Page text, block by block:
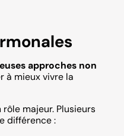
approches non
à mieux vivre la
rôle majeur. Plusieurs
différence :